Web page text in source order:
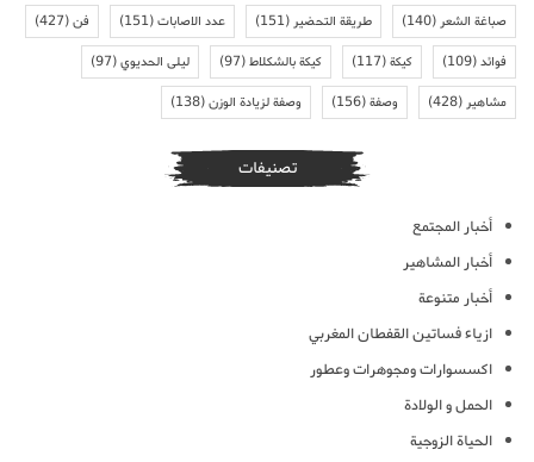
صباغة الشعر(140) طريقة التحضير(151) عدد الاصابات(151) فن(427)
فوائد(109) كيكة(117) كيكة بالشكلاط(97) ليلى الحديوي(97)
مشاهير(428) وصفة(156) وصفة لزيادة الوزن(138)
تصنيفات
أخبار المجتمع
أخبار المشاهير
أخبار متنوعة
ازياء فساتين القفطان المغربي
اكسسوارات ومجوهرات وعطور
الحمل و الولادة
الحياة الزوجية